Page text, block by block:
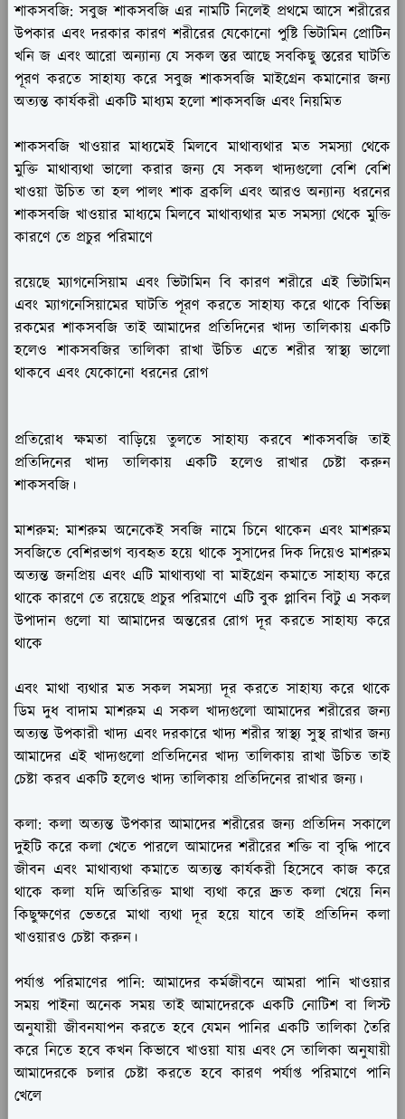
শাকসবজি: সবুজ শাকসবজি এর নামটি নিলেই প্রথমে আসে শরীরের
উপকার এবং দরকার কারণ শরীরের যেকোনো পুষ্টি ভিটামিন প্রোটিন
খনি জ এবং আরো অন্যান্য যে সকল স্তর আছে সবকিছু স্তরের ঘাটতি
পূরণ করতে সাহায্য করে সবুজ শাকসবজি মাইগ্রেন কমানোর জন্য
অত্যন্ত কার্যকরী একটি মাধ্যম হলো শাকসবজি এবং নিয়মিত
শাকসবজি খাওয়ার মাধ্যমেই মিলবে মাথাব্যথার মত সমস্যা থেকে
মুক্তি মাথাব্যথা ভালো করার জন্য যে সকল খাদ্যগুলো বেশি বেশি
খাওয়া উচিত তা হল পালং শাক ব্রকলি এবং আরও অন্যান্য ধরনের
শাকসবজি খাওয়ার মাধ্যমে মিলবে মাথাব্যথার মত সমস্যা থেকে মুক্তি
কারণে তে প্রচুর পরিমাণে
রয়েছে ম্যাগনেসিয়াম এবং ভিটামিন বি কারণ শরীরে এই ভিটামিন
এবং ম্যাগনেসিয়ামের ঘাটতি পূরণ করতে সাহায্য করে থাকে বিভিন্ন
রকমের শাকসবজি তাই আমাদের প্রতিদিনের খাদ্য তালিকায় একটি
হলেও শাকসবজির তালিকা রাখা উচিত এতে শরীর স্বাস্থ্য ভালো
থাকবে এবং যেকোনো ধরনের রোগ
প্রতিরোধ ক্ষমতা বাড়িয়ে তুলতে সাহায্য করবে শাকসবজি তাই
প্রতিদিনের খাদ্য তালিকায় একটি হলেও রাখার চেষ্টা করুন
শাকসবজি।
মাশরুম: মাশরুম অনেকেই সবজি নামে চিনে থাকেন এবং মাশরুম
সবজিতে বেশিরভাগ ব্যবহৃত হয়ে থাকে সুসাদের দিক দিয়েও মাশরুম
অত্যন্ত জনপ্রিয় এবং এটি মাথাব্যথা বা মাইগ্রেন কমাতে সাহায্য করে
থাকে কারণে তে রয়েছে প্রচুর পরিমাণে এটি বুক প্লাবিন বিটু এ সকল
উপাদান গুলো যা আমাদের অন্তরের রোগ দূর করতে সাহায্য করে
থাকে
এবং মাথা ব্যথার মত সকল সমস্যা দূর করতে সাহায্য করে থাকে
ডিম দুধ বাদাম মাশরুম এ সকল খাদ্যগুলো আমাদের শরীরের জন্য
অত্যন্ত উপকারী খাদ্য এবং দরকারে খাদ্য শরীর স্বাস্থ্য সুস্থ রাখার জন্য
আমাদের এই খাদ্যগুলো প্রতিদিনের খাদ্য তালিকায় রাখা উচিত তাই
চেষ্টা করব একটি হলেও খাদ্য তালিকায় প্রতিদিনের রাখার জন্য।
কলা: কলা অত্যন্ত উপকার আমাদের শরীরের জন্য প্রতিদিন সকালে
দুইটি করে কলা খেতে পারলে আমাদের শরীরের শক্তি বা বৃদ্ধি পাবে
জীবন এবং মাথাব্যথা কমাতে অত্যন্ত কার্যকরী হিসেবে কাজ করে
থাকে কলা যদি অতিরিক্ত মাথা ব্যথা করে দ্রুত কলা খেয়ে নিন
কিছুক্ষণের ভেতরে মাথা ব্যথা দূর হয়ে যাবে তাই প্রতিদিন কলা
খাওয়ারও চেষ্টা করুন।
পর্যাপ্ত পরিমাণের পানি: আমাদের কর্মজীবনে আমরা পানি খাওয়ার
সময় পাইনা অনেক সময় তাই আমাদেরকে একটি নোটিশ বা লিস্ট
অনুযায়ী জীবনযাপন করতে হবে যেমন পানির একটি তালিকা তৈরি
করে নিতে হবে কখন কিভাবে খাওয়া যায় এবং সে তালিকা অনুযায়ী
আমাদেরকে চলার চেষ্টা করতে হবে কারণ পর্যাপ্ত পরিমাণে পানি
খেলে